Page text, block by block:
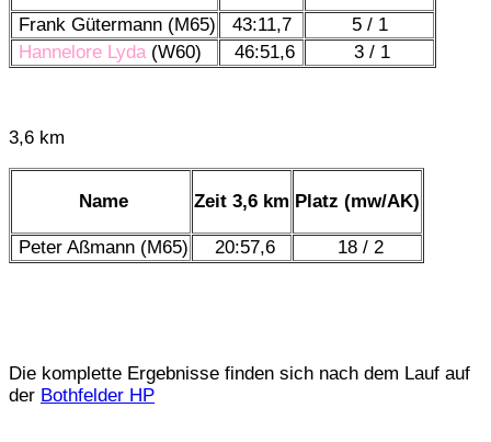
Frank Gütermann (M65) 43:11,7
5 / 1
Hannelore Lyda(W60) 46:51,6 3 / 1
3,6 km
Name Zeit 3,6 km Platz (mw/AK)
Peter Aßmann (M65) 20:57,6 18 / 2
Die komplette Ergebnisse finden sich nach dem Lauf auf
der Bothfelder HP